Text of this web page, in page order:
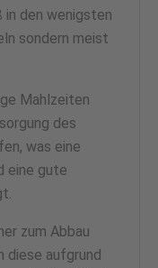
in den wenigsten
sondern meist
Mahlzeiten
des
was eine
eine gute
zum Abbau
diese aufgrund